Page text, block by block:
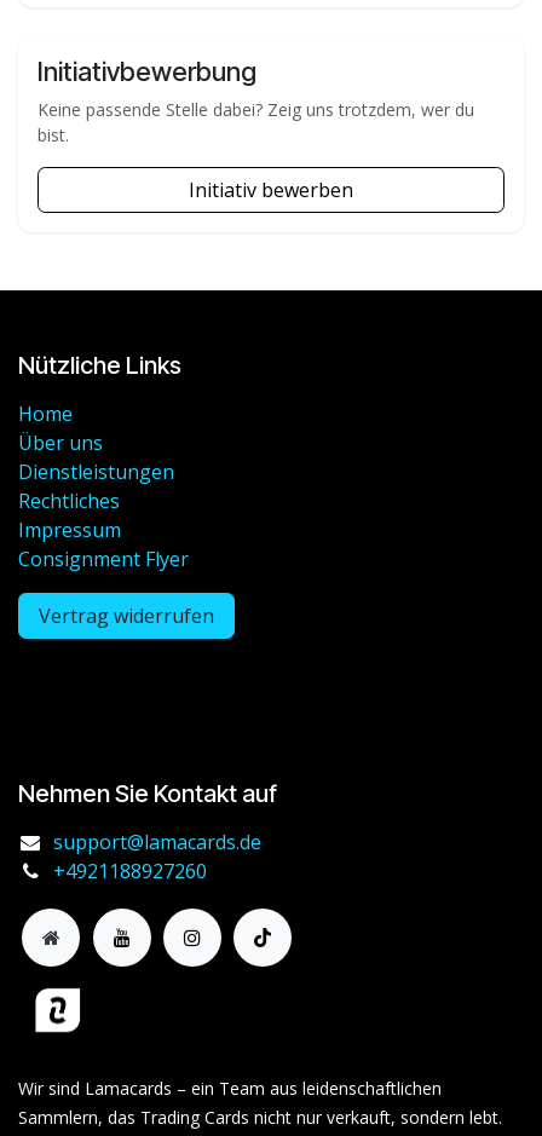
Initiativbewerbung
Keine passende Stelle dabei? Zeig uns trotzdem, wer du
bist.
Initiativ bewerben
Nützliche Links
Home
Über uns
Dienstleistungen
Rechtliches
Impressum
Consignment Flyer
Vertrag widerrufen
Nehmen Sie Kontakt auf
support@lamacards.de
+4921188927260
Wir sind Lamacards – ein Team aus leidenschaftlichen
Sammlern, das Trading Cards nicht nur verkauft, sondern lebt.